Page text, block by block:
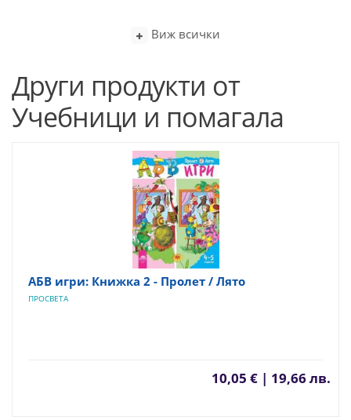
Виж всички
Други продукти от
Учебници и помагала
АБВ игри: Книжка 2 - Пролет / Лято
ПРОСВЕТА
10,05 € | 19,66 лв.